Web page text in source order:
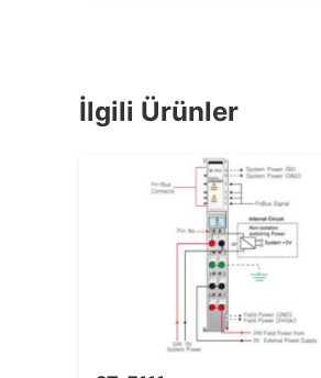
İlgili Ürünler